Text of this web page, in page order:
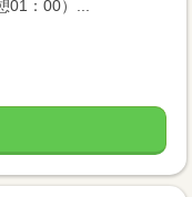
：00）...